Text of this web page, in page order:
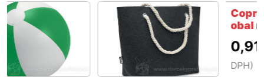
Coprox -
obal na mobil
0,91 €
(cena bez